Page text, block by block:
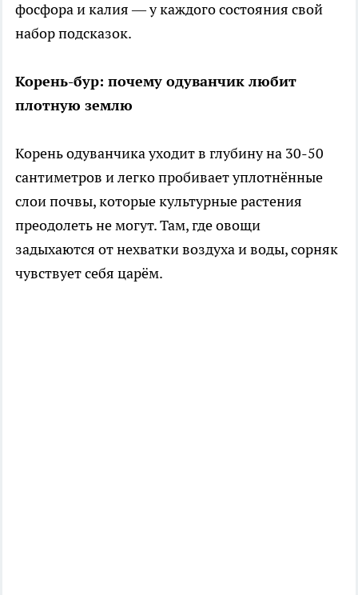
фосфора и калия — у каждого состояния свой
набор подсказок.
Корень-бур: почему одуванчик любит
плотную землю
Корень одуванчика уходит в глубину на 30-50
сантиметров и легко пробивает уплотнённые
слои почвы, которые культурные растения
преодолеть не могут. Там, где овощи
задыхаются от нехватки воздуха и воды, сорняк
чувствует себя царём.